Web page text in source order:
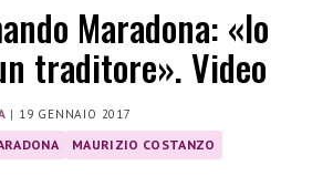
Maradona: «Io
traditore». Video
| 19 GENNAIO 2017
MAURIZIO COSTANZO